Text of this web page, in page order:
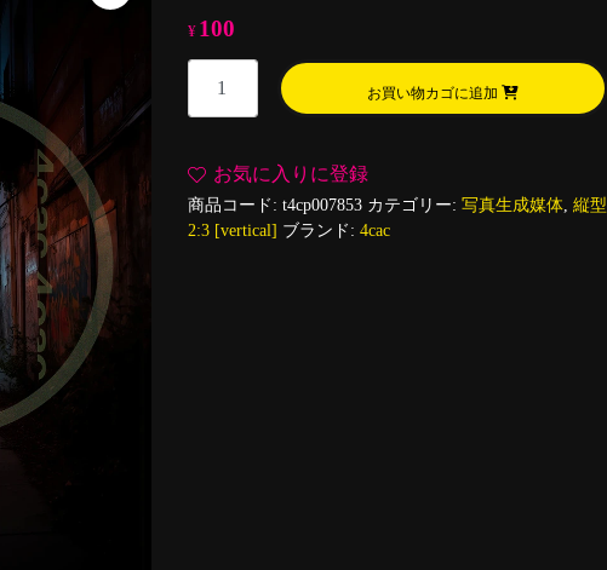
¥ 100
t4cp007853AI
材
個
お買い物カゴに追加
お気に入りに登録
商品コード: t4cp007853 カテゴリー: 写真生成媒体, 縦型
2:3 [vertical] ブランド: 4cac